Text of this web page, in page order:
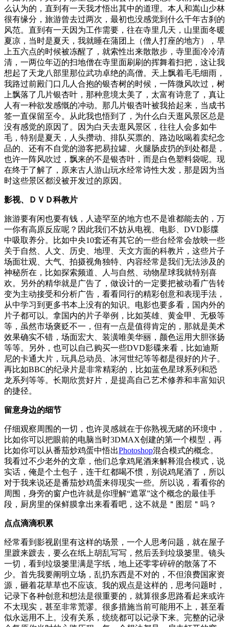
么认为的，直到有一天我才悟出其中的道理。本人和嵩山少林
很有缘分，旅游曾去过两次，最初也没感觉到什么千年古刹的
风范。直到有一天因为工作需要，往在寺里几天，山里面冬暖
夏凉，当时是夏天，我就睡在蒲团上（僧人打座的地方），早
上五六点的时候被冻醒了，就索性出来散散步，寺里面冷冷清
清，一两位年迈的扫地僧在寺里面刷刷的挥舞着扫把，这让我
想起了天龙八部里那位武功卓绝的高僧。天上飘着毛毛细雨，
我路过前殿门口几人合抱的银杏树的时候，一阵微风吹过，树
上飘落了几片银杏叶，那种意境太美了，太富有诗意了，真让
人有一种欲发感慨的冲动。那几片银杏叶被我拾起来，当成书
签一直保留至今。从此我也悟到了，为什么白天逛风景区总是
没有感觉的原因了。因为白天去逛风景区，往往人会多如牛
毛，特别是夏天，人头攒动、排队买票的、路边吆喝着卖纪念
品的、还有不自觉的游客把易拉罐、火腿肠皮扔的到处都是，
也许一阵风吹过，飘来的不是银杏叶，而是白色塑料袋呢。现
在终于了解了，原来古人游山玩水经常诗性大发，那是因为当
时这些景区都没被开发过的原因。
影视、ＤＶＤ科教片
旅游要有闲也要有钱，人迹罕至的地方也不是谁都能去的，万
一你有高原反应呢？因此我们不妨从电视、电影、DVD影牒
中吸取养分。比如中央10套还有其它的一些台经常会放映一些
关于自然、人文、历史、地理、天文方面的科教片，这些片子
场面壮观、大气、拍摄视角独特、内容经常是我们无法涉及的
神秘所在，比如探索频道、人与自然、动物星球我就特别喜
欢。另外的精华就是广告了，做设计的一定要把被动看广告转
变为主动接受和分析广告，看看同行的精彩创意和表现手法，
从中学习到更多书本上没有的知识。电影也要多看，国内外的
片子都可以。拿国内的片子举例，比如英雄、黄金甲、无极等
等，虽然市场褒贬不一，但有一点是值得肯定的，那就是美术
效果确实不错，场面宏大、装潢唯美华丽，颜色运用大胆张扬
等等。另外，也可以自己购买一些DVD影碟来看，比如迪斯
尼的卡通大片，玩具总动员、冰河世纪等等都是很好的片子。
再比如BBC的纪录片是非常精彩的，比如蓝色星球系列和恐
龙系列等等。长期欣赏好片，是提高自己艺术修养和丰富知识
的捷径。
留意身边的细节
仔细观察周围的一切，也许灵感就在于你熟视无睹的环境中，
比如你可以把眼前的电脑当时3DMAX创建的第一个模型，再
比如你可以从番茄炒鸡蛋中悟出Photoshop混合模式的概念。
我看过不少老外的文章，他们总拿鸡尾酒来解释混合模式，说
实话，俺是个土包子，连干红都喝不惯，别说鸡尾酒了，所以
对于我来说还是番茄炒鸡蛋来得现实一些。所以说，看看你的
周围，身旁的窗户也许就是你理解“遮罩”这个概念的最佳手
段，厨房里的保鲜膜拿出来看看吧，这不就是＂图层＂吗？
点点滴滴积累
经常看到影视剧里有这样的场景，一个人思考问题，就在屋子
里踱来踱去，要么在纸上胡乱写写，然后丢到垃圾篓里。镜头
一切，看到垃圾篓里满是字纸，地上还零零碎碎的散落了不
少。首先我要阐明立场，乱扔东西是不对的，不但浪费国家资
源，砸着花草草也不应该。我的观点是这样的，思考问题时，
记录下各种创意和想法是很重要的，就算很多思路看起来或许
不太现实，甚至非常荒谬。很多措施当前可能用不上，甚至看
似永远用不上。没有关系，统统都可以记录下来。完整的记录